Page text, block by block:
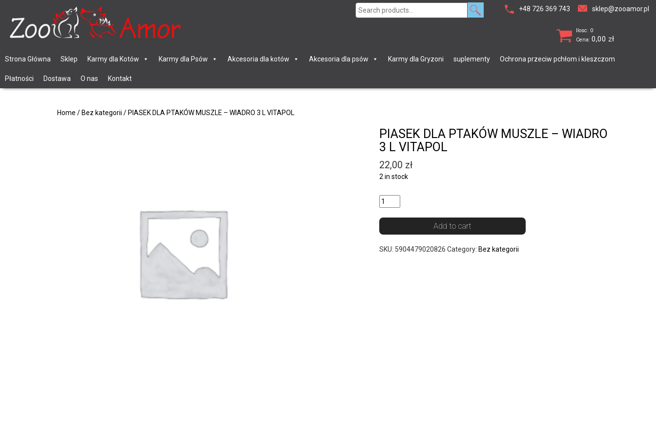
+48 726 369 743 sklep@zooamor.pl
Search
Ilosc: 0
Cena: 0,00 zł
Strona Główna Sklep Karmy dla Kotów Karmy dla Psów Akcesoria dla kotów Akcesoria dla psów Karmy dla Gryzoni suplementy Ochrona przeciw pchłom i kleszczom
Płatności Dostawa O nas Kontakt
Home / Bez kategorii / PIASEK DLA PTAKÓW MUSZLE – WIADRO 3 L VITAPOL
PIASEK DLA PTAKÓW MUSZLE – WIADRO
3 L VITAPOL
22,00 zł
2 in stock
Add to cart
SKU: 5904479020826 Category: Bez kategorii